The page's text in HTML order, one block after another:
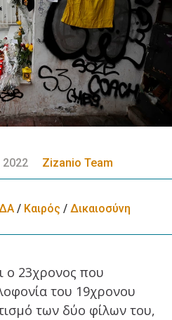
2022 Zizanio Team
/ Καιρός / Δικαιοσύνη
ο 23χρονος που
του 19χρονου
των δύο φίλων του,